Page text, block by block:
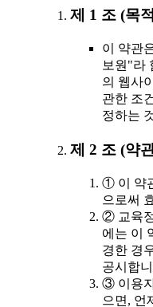
제 1 조 (목
이 약관
보원"라
의 웹사
관한 조
정하는
제 2 조 (약
① 이 약
으로써
② 교육
에는 이
경한 경
공시합
③ 이용
으면, 언